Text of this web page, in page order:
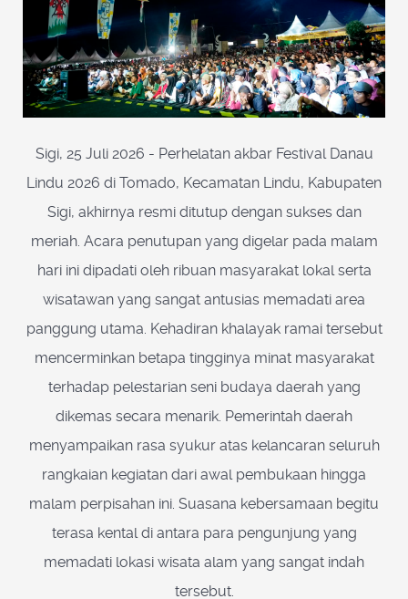
Sigi, 25 Juli 2026 - Perhelatan akbar Festival Danau
Lindu 2026 di Tomado, Kecamatan Lindu, Kabupaten
Sigi, akhirnya resmi ditutup dengan sukses dan
meriah. Acara penutupan yang digelar pada malam
hari ini dipadati oleh ribuan masyarakat lokal serta
wisatawan yang sangat antusias memadati area
panggung utama. Kehadiran khalayak ramai tersebut
mencerminkan betapa tingginya minat masyarakat
terhadap pelestarian seni budaya daerah yang
dikemas secara menarik. Pemerintah daerah
menyampaikan rasa syukur atas kelancaran seluruh
rangkaian kegiatan dari awal pembukaan hingga
malam perpisahan ini. Suasana kebersamaan begitu
terasa kental di antara para pengunjung yang
memadati lokasi wisata alam yang sangat indah
tersebut.